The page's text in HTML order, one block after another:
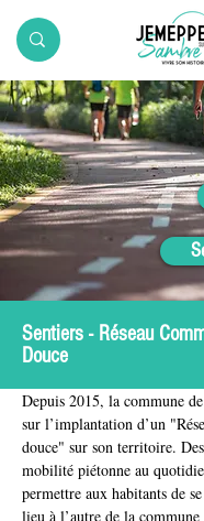
Sentiers - Réseau
Douce
Depuis 2015, la commune
sur l’implantation d’un
douce" sur son territoire.
mobilité piétonne au
permettre aux habitants de
lieu à l’autre de la commune